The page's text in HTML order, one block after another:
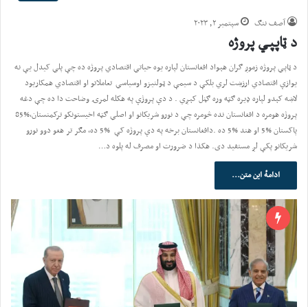
آصف ننګ سپتمبر ۲, ۲۰۲۳
د ټاپپي پروژه
‬پروژه‭ ‬هومره‭ ‬د‭ ‬افغانستان‭ ‬نده‭ ‬څومره‭ ‬چې‭ ‬د‭ ‬نورو‭ ‬شریکانو‭ ‬او‭ ‬اصلي‭ ‬ګټه‭ ‬اخیستونکو‭ ‬ترکمنستان85‭%‬،‭
‬شریکانو‭ ‬پکې‭ ‬لږ‭ ‬مستفید‭ ‬دی‭.‬ هکذا‭ ‬د‭ ‬ضرورت‭ ‬او‭ ‬مصرف‭ ‬له‭ ‬پلوه‭ ‬د‭…
ادامهٔ این متن...